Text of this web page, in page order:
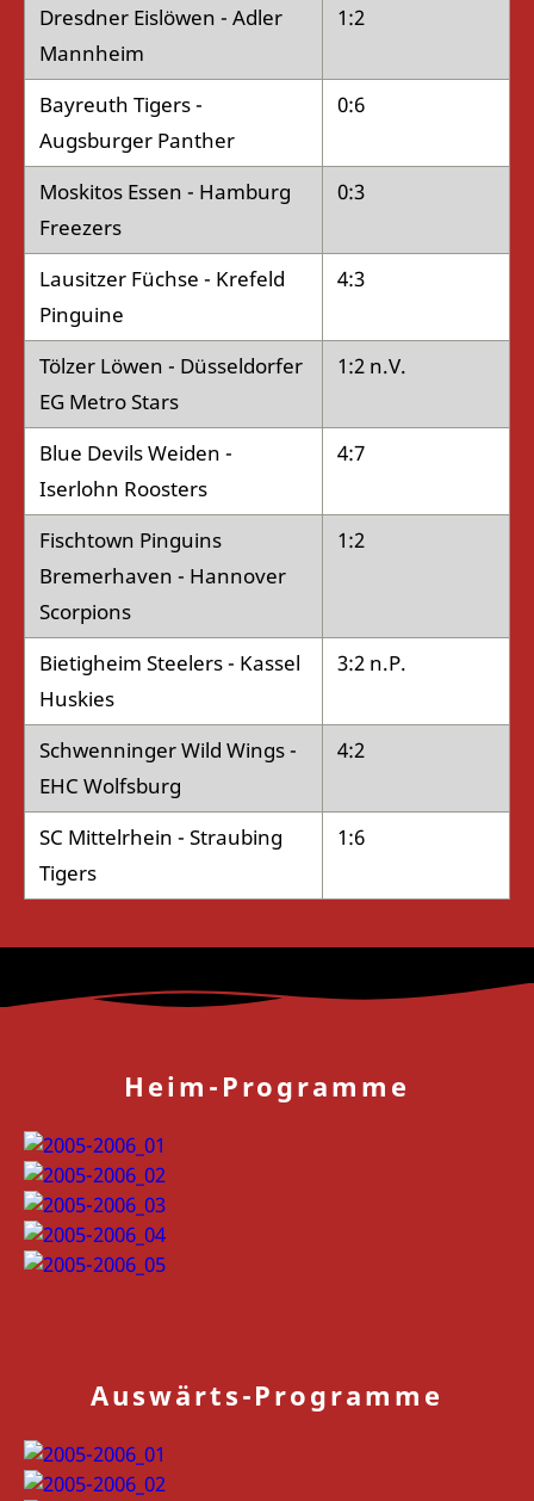
Dresdner Eislöwen - Adler
Mannheim
1:2
Bayreuth Tigers -
Augsburger Panther
0:6
Moskitos Essen - Hamburg
Freezers
0:3
Lausitzer Füchse - Krefeld
Pinguine
4:3
Tölzer Löwen - Düsseldorfer
EG Metro Stars
1:2 n.V.
Blue Devils Weiden -
Iserlohn Roosters
4:7
Fischtown Pinguins
Bremerhaven - Hannover
Scorpions
1:2
Bietigheim Steelers - Kassel
Huskies
3:2 n.P.
Schwenninger Wild Wings -
EHC Wolfsburg
4:2
SC Mittelrhein - Straubing
Tigers
1:6
Heim-Programme
Auswärts-Programme